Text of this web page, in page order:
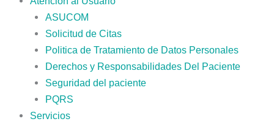
ASUCOM
Solicitud de Citas
Politica de Tratamiento de Datos Personales
Derechos y Responsabilidades Del Paciente
Seguridad del paciente
PQRS
Servicios